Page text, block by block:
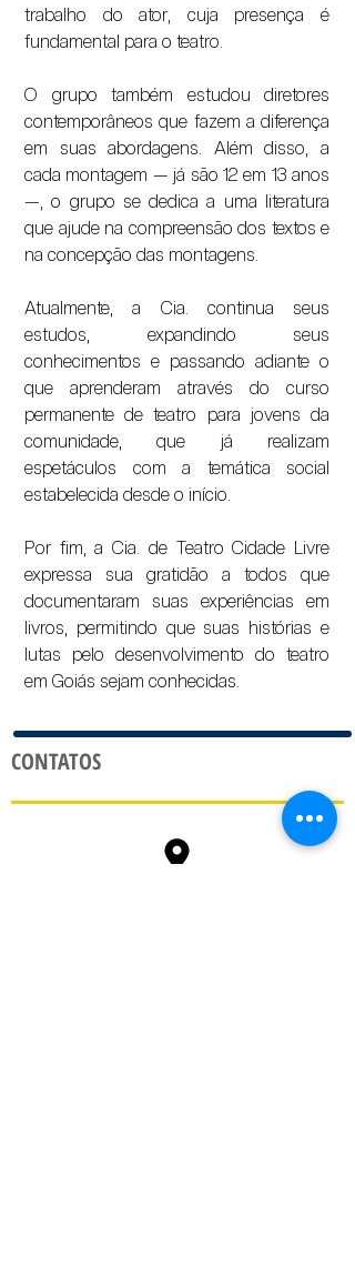
trabalho do ator, cuja presença é
fundamental para o teatro.
O grupo também estudou diretores
contemporâneos que fazem a diferença
em suas abordagens. Além disso, a
cada montagem — já são 12 em 13 anos
—, o grupo se dedica a uma literatura
que ajude na compreensão dos textos e
na concepção das montagens.
Atualmente, a Cia. continua seus
estudos, expandindo seus
conhecimentos e passando adiante o
que aprenderam através do curso
permanente de teatro para jovens da
comunidade, que já realizam
espetáculos com a temática social
estabelecida desde o início.
Por fim, a Cia. de Teatro Cidade Livre
expressa sua gratidão a todos que
documentaram suas experiências em
livros, permitindo que suas histórias e
lutas pelo desenvolvimento do teatro
em Goiás sejam conhecidas.
CONTATOS